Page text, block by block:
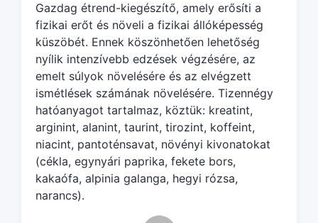
d
w
i
t
h
Gazdag étrend-kiegészítő, amely erősíti a
fizikai erőt és növeli a fizikai állóképesség
küszöbét. Ennek köszönhetően lehetőség
nyílik intenzívebb edzések végzésére, az
emelt súlyok növelésére és az elvégzett
ismétlések számának növelésére. Tizennégy
hatóanyagot tartalmaz, köztük: kreatint,
arginint, alanint, taurint, tirozint, koffeint,
niacint, pantoténsavat, növényi kivonatokat
(cékla, egynyári paprika, fekete bors,
kakaófa, alpinia galanga, hegyi rózsa,
narancs).